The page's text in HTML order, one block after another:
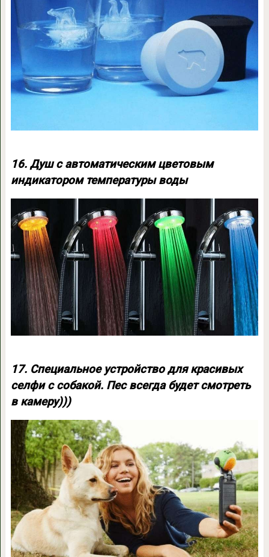
16. Душ с автоматическим цветовым
индикатором температуры воды
17. Специальное устройство для красивых
селфи с собакой. Пес всегда будет смотреть
в камеру)))